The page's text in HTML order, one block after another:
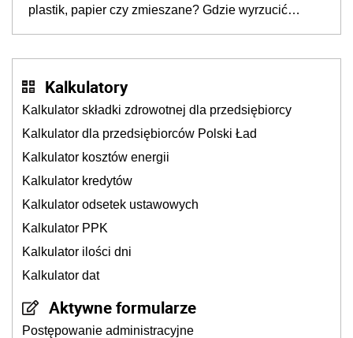
plastik, papier czy zmieszane? Gdzie wyrzucić
Kalkulatory
Kalkulator składki zdrowotnej dla przedsiębiorcy
Kalkulator dla przedsiębiorców Polski Ład
Kalkulator kosztów energii
Kalkulator kredytów
Kalkulator odsetek ustawowych
Kalkulator PPK
Kalkulator ilości dni
Kalkulator dat
Aktywne formularze
Postępowanie administracyjne